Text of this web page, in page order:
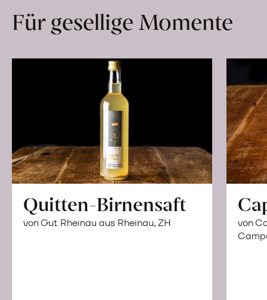
Hof
erfahren
Für gesellige Momente
Quitten-Birnensaft
von Gut Rheinau aus Rheinau, ZH
von